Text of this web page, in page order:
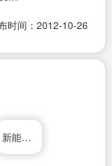
时间：2012-10-26
新能源科技有限公司